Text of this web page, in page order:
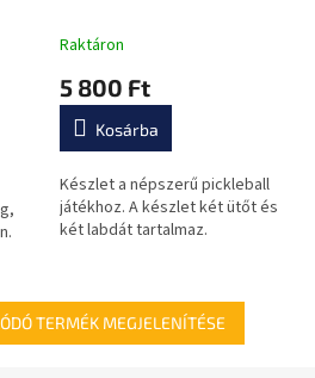
Raktáron
5 800 Ft
Kosárba
Készlet a népszerű pickleball
játékhoz. A készlet két ütőt és
két labdát tartalmaz.
TERMÉK MEGJELENÍTÉSE